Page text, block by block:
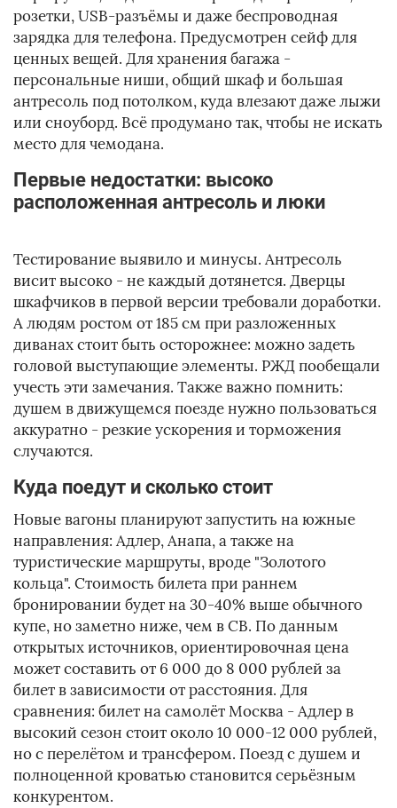
розетки, USB-разъёмы и даже беспроводная
зарядка для телефона. Предусмотрен сейф для
ценных вещей. Для хранения багажа -
персональные ниши, общий шкаф и большая
антресоль под потолком, куда влезают даже лыжи
или сноуборд. Всё продумано так, чтобы не искать
место для чемодана.
Первые недостатки: высоко
расположенная антресоль и люки
Тестирование выявило и минусы. Антресоль
висит высоко - не каждый дотянется. Дверцы
шкафчиков в первой версии требовали доработки.
А людям ростом от 185 см при разложенных
диванах стоит быть осторожнее: можно задеть
головой выступающие элементы. РЖД пообещали
учесть эти замечания. Также важно помнить:
душем в движущемся поезде нужно пользоваться
аккуратно - резкие ускорения и торможения
случаются.
Куда поедут и сколько стоит
Новые вагоны планируют запустить на южные
направления: Адлер, Анапа, а также на
туристические маршруты, вроде "Золотого
кольца". Стоимость билета при раннем
бронировании будет на 30-40% выше обычного
купе, но заметно ниже, чем в СВ. По данным
открытых источников, ориентировочная цена
может составить от 6 000 до 8 000 рублей за
билет в зависимости от расстояния. Для
сравнения: билет на самолёт Москва - Адлер в
высокий сезон стоит около 10 000-12 000 рублей,
но с перелётом и трансфером. Поезд с душем и
полноценной кроватью становится серьёзным
конкурентом.